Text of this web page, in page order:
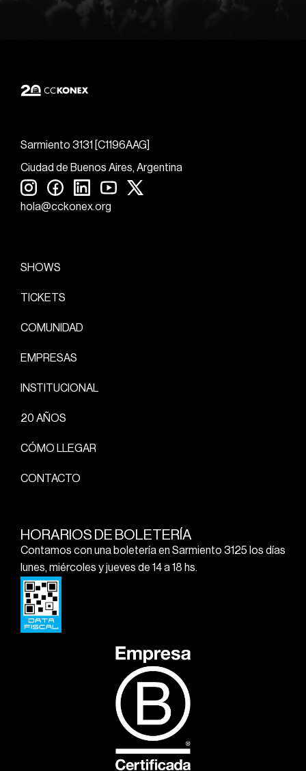
Sarmiento 3131 [C1196AAG]
Ciudad de Buenos Aires, Argentina
hola@cckonex.org
SHOWS
TICKETS
COMUNIDAD
EMPRESAS
INSTITUCIONAL
20 AÑOS
CÓMO LLEGAR
CONTACTO
HORARIOS DE BOLETERÍA
Contamos con una boletería en Sarmiento 3125 los días
lunes, miércoles y jueves de 14 a 18 hs.